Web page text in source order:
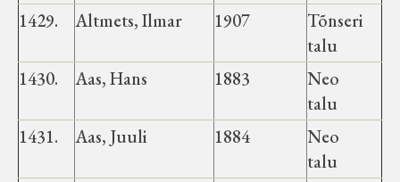
Õpperada
Muud koduloolist Velise mailt
Märjamaa ümbruse valdade
1429. Altmets, Ilmar 1907
Tõnseri
talu
1430.
Aas, Hans 1883
Neo
talu
1431.
Aas, Juuli 1884
Neo
talu